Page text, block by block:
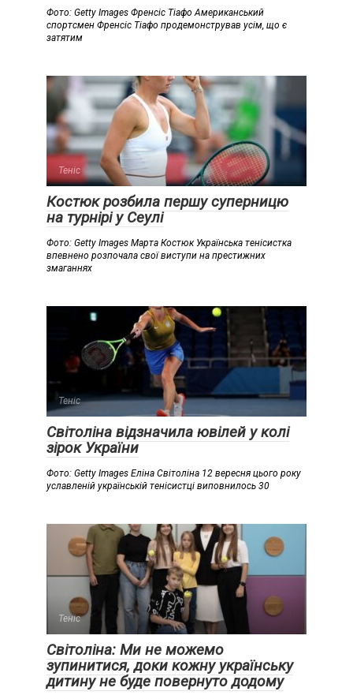
Фото: Getty Images Френсіс Тіафо Американський
спортсмен Френсіс Тіафо продемонстрував усім, що є
затятим
Теніс
Костюк розбила першу суперницю
на турнірі у Сеулі
Фото: Getty Images Марта Костюк Українська тенісистка
впевнено розпочала свої виступи на престижних
змаганнях
Теніс
Світоліна відзначила ювілей у колі
зірок України
Фото: Getty Images Еліна Світоліна 12 вересня цього року
уславленій українській тенісистці виповнилось 30
Теніс
Світоліна: Ми не можемо
зупинитися, доки кожну українську
дитину не буде повернуто додому